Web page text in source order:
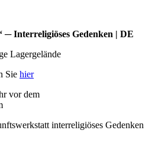
─ Interreligiöses Gedenken | DE
Lagergelände
Sie hier
vor dem
interreligiöses Gedenken